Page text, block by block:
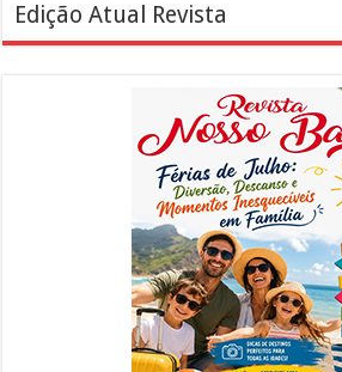
Edição Atual Revista